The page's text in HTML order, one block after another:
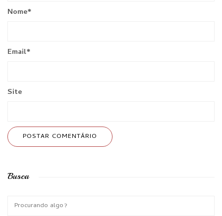
Nome*
Email*
Site
Busca